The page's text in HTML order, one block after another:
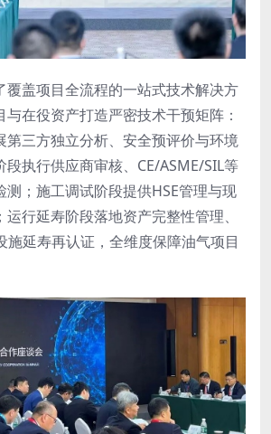
覆盖项目全流程的一站式技术解决方
在役资产打造严密技术干预矩阵：
第三方独立分析、安全预评价与环境
段执行供应商审核、CE/ASME/SIL等
测；施工调试阶段提供HSE管理与现
行延寿阶段落地资产完整性管理、
施延寿再认证，全维度保障油气项目